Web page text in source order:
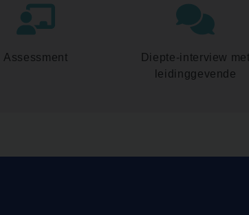
Assessment
Diepte-interview met
leidinggevende